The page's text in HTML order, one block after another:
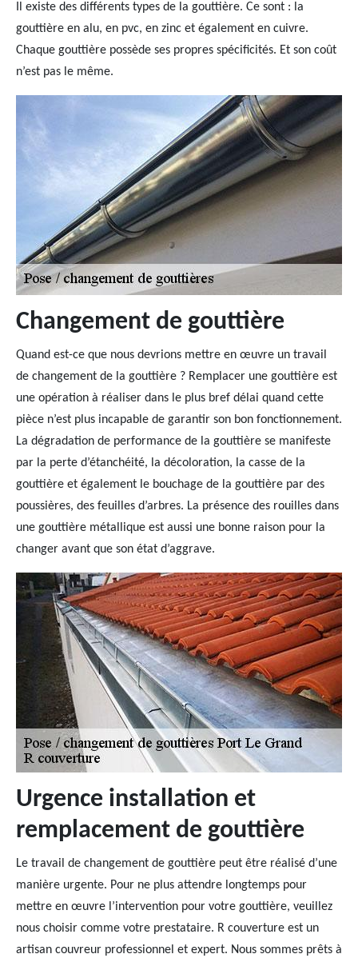
Il existe des différents types de la gouttière. Ce sont : la
gouttière en alu, en pvc, en zinc et également en cuivre.
Chaque gouttière possède ses propres spécificités. Et son coût
n’est pas le même.
Changement de gouttière
Quand est-ce que nous devrions mettre en œuvre un travail
de changement de la gouttière ? Remplacer une gouttière est
une opération à réaliser dans le plus bref délai quand cette
pièce n’est plus incapable de garantir son bon fonctionnement.
La dégradation de performance de la gouttière se manifeste
par la perte d’étanchéité, la décoloration, la casse de la
gouttière et également le bouchage de la gouttière par des
poussières, des feuilles d’arbres. La présence des rouilles dans
une gouttière métallique est aussi une bonne raison pour la
changer avant que son état d’aggrave.
Urgence installation et
remplacement de gouttière
Le travail de changement de gouttière peut être réalisé d’une
manière urgente. Pour ne plus attendre longtemps pour
mettre en œuvre l’intervention pour votre gouttière, veuillez
nous choisir comme votre prestataire. R couverture est un
artisan couvreur professionnel et expert. Nous sommes prêts à